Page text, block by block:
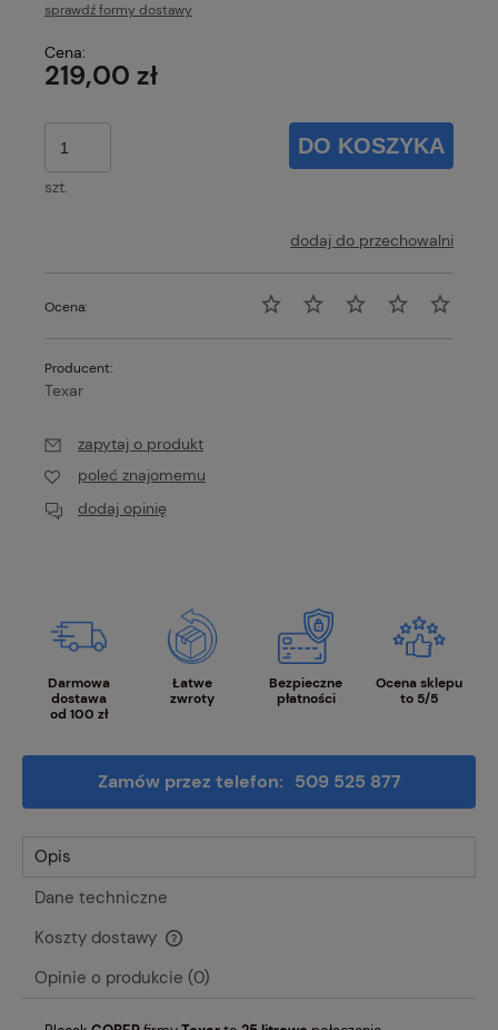
Cena nie zawiera ewentualnych kosztów płatności
sprawdź formy dostawy
Cena:
219,00 zł
szt.
DO KOSZYKA
dodaj do przechowalni
Ocena:
Producent:
Texar
zapytaj o produkt
poleć znajomemu
dodaj opinię
Darmowa
dostawa
od 100 zł
Łatwe
zwroty
Bezpieczne
płatności
Ocena sklepu
to 5/5
Zamów przez telefon: 509 525 877
Opis
Dane techniczne
Koszty dostawy
Cena nie zawiera ewentualnych kosztów płatności
Opinie o produkcie (0)